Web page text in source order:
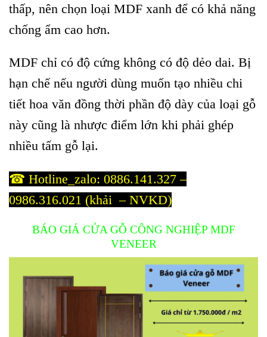
thấp, nên chọn loại MDF xanh để có khả năng
chống ẩm cao hơn.
MDF chỉ có độ cứng không có độ dẻo dai. Bị
hạn chế nếu người dùng muốn tạo nhiều chi
tiết hoa văn đồng thời phần độ dày của loại gỗ
này cũng là nhược điểm lớn khi phải ghép
nhiều tấm gỗ lại.
☎ Hotline_zalo: 0886.141.327 –
0986.316.021 (khải – NVKD)
BÁO GIÁ CỬA GỖ CÔNG NGHIỆP MDF
VENEER